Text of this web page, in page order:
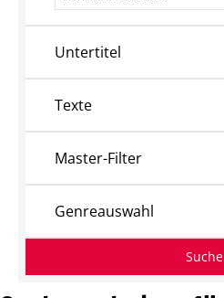
Untertitel
Texte
Master-Filter
Genreauswahl
Suche